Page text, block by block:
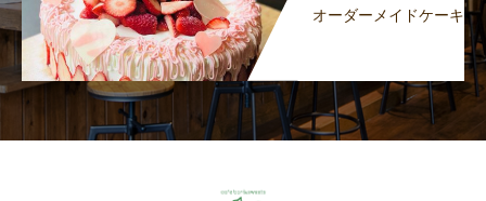
オーダーメイドケーキ